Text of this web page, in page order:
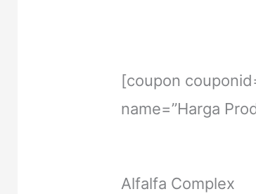
[coupon
name=”Harga
Alfalfa Complex